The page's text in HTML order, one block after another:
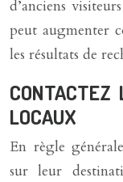
d’anciens
peut augmenter
les résultats de
CONTACTEZ
LOCAUX
En règle
sur leur